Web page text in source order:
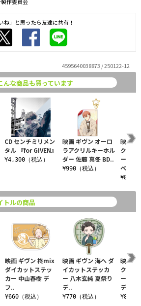
ね」と思ったら友達に共有！
4595640038873 / 250122-12
んな商品も買っています
CD センチミリメン
タル 『for GIVEN』
¥4,300（税込）
映画 ギヴン オーロ
ラアクリルキーホル
ダー 佐藤 真冬 BD..
¥990（税込）
映画
クリル
ー 佐
ベ..
¥880（
トルの商品
映画 ギヴン 柊mix
ダイカットステッ
カー 中山春樹 デ
フ..
¥660（税込）
映画 ギヴン 海へ ダ
イカットステッカ
ー 八木玄純 夏祭り
デ..
¥770（税込）
映画
クリル
ー 中
デ..
¥880